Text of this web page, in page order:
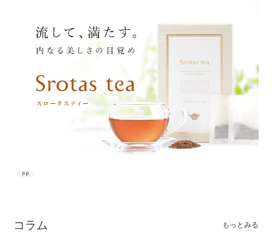
PR
コラム もっとみる